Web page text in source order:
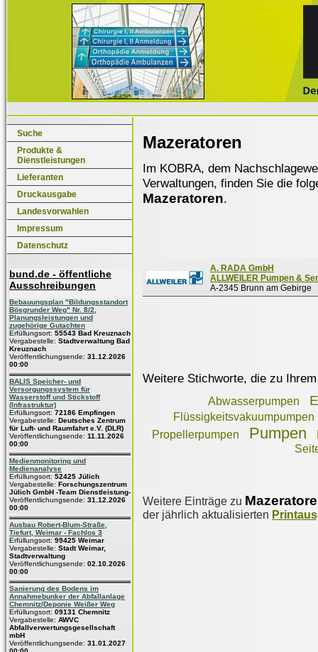
Suche
Produkte &
Dienstleistungen
Lieferanten
Druckausgabe
Landesvorwahlen
Impressum
Datenschutz
bund.de - öffentliche
Ausschreibungen
Bebauungsplan "Bildungsstandort
Bösgrunder Weg" Nr. 8/2,
Planungsleistungen und
zugehörige Gutachten
Erfüllungsort: 55543 Bad Kreuznach
Vergabestelle: Stadtverwaltung Bad
Kreuznach
Veröffentlichungsende: 31.12.2026
00:00
BALIS Speicher- und
Versorgungssystem für
Wasserstoff und Stickstoff
(Infrastruktur)
Erfüllungsort: 72186 Empfingen
Vergabestelle: Deutsches Zentrum
für Luft- und Raumfahrt e.V. (DLR)
Veröffentlichungsende: 11.11.2026
00:00
Medienmonitoring und
Medienanalyse
Erfüllungsort: 52425 Jülich
Vergabestelle: Forschungszentrum
Jülich GmbH -Team Dienstleistung-
Veröffentlichungsende: 31.12.2026
00:00
Ausbau Robert-Blum-Straße,
Tiefurt, Weimar - Fachlos 3
Erfüllungsort: 99425 Weimar
Vergabestelle: Stadt Weimar,
Stadtverwaltung
Veröffentlichungsende: 02.10.2026
00:00
Sanierung des Bodens im
Annahmebunker der Abfallanlage
Chemnitz/Deponie Weißer Weg
Erfüllungsort: 09131 Chemnitz
Vergabestelle: AWVC
Abfallverwertungsgesellschaft
mbH
Veröffentlichungsende: 31.01.2027
Mazeratoren
Im KOBRA, dem
Verwaltungen, finden Sie die
Mazeratoren.
A. RADA GmbH
ALLWEILER Pumpen &
A-2345 Brunn am Gebirge
Weitere Stichworte, die zu
Abwasserpumpen
Flüssigkeitsvakuumpumpen
Propellerpumpen
Pumpen
Weitere Einträge zu
der jährlich aktualisierten